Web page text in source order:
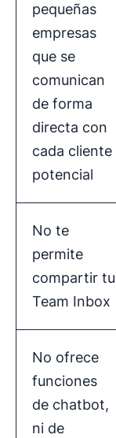
pequeñas
empresas
que se
comunican
de forma
directa con
cada cliente
potencial
No te
permite
compartir tu
Team Inbox
No ofrece
funciones
de chatbot,
ni de